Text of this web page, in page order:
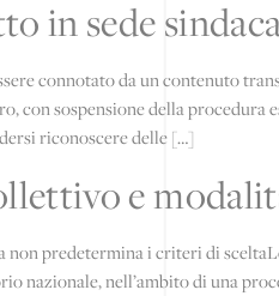
in sede
connotato da un contenuto
con sospensione della
riconoscere delle […]
e
predetermina i criteri di
nazionale, nell’ambito di una